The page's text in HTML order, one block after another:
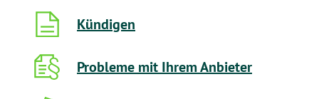
Kündigen
Probleme mit Ihrem Anbieter